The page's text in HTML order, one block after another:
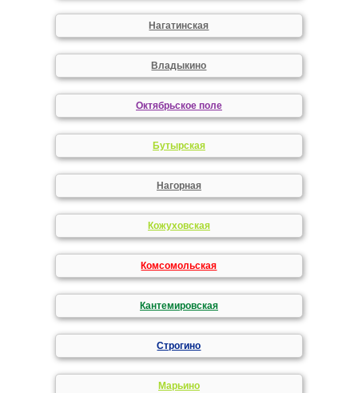
Нагатинская
Владыкино
Октябрьское поле
Бутырская
Нагорная
Кожуховская
Комсомольская
Кантемировская
Строгино
Марьино